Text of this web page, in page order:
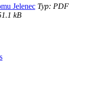
JelenecTyp: PDF
kB